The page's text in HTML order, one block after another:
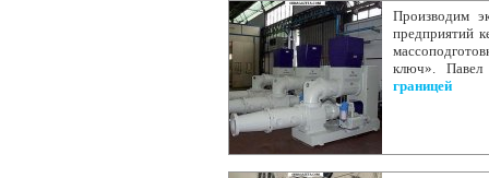
Производим
предприятий
ключ».
границей